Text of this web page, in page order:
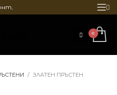
ЗЛАТЕН ПРЪСТЕН